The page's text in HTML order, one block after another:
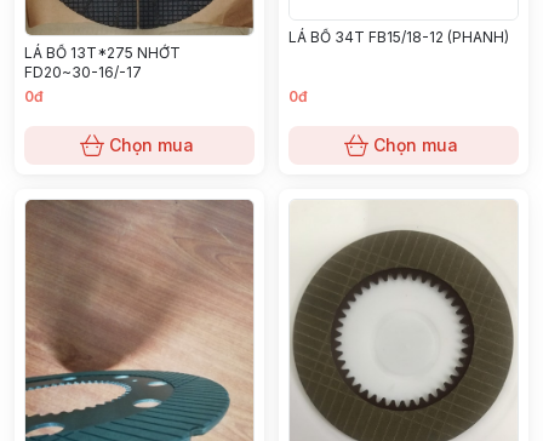
LÁ BỐ 13T*275 NHỚT
FD20~30-16/-17
0đ
Chọn mua
LÁ BỐ 34T FB15/18-12 (PHANH)
0đ
Chọn mua